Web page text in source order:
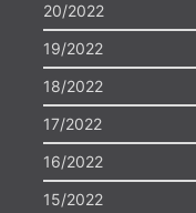
20/2022
19/2022
18/2022
17/2022
16/2022
15/2022